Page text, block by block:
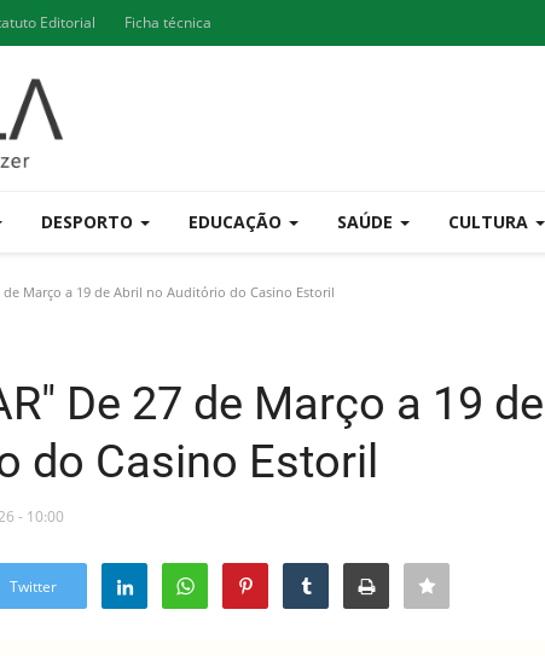
Editorial Ficha técnica
DESPORTO EDUCAÇÃO SAÚDE CULTURA
de Março a 19 de Abril no Auditório do Casino Estoril
De 27 de Março a 19
do Casino Estoril
- 10:00
Twitter